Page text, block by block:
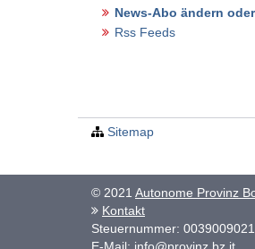
News-Abo ändern
Rss Feeds
Sitemap
© 2021 Autonome Provinz
Kontakt
Steuernummer: